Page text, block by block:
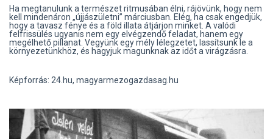
Ha megtanulunk a természet ritmusában élni, rájövünk, hogy nem
kell mindenáron „újjászületni” márciusban. Elég, ha csak engedjük,
hogy a tavasz fénye és a föld illata átjárjon minket. A valódi
felfrissülés ugyanis nem egy elvégzendő feladat, hanem egy
megélhető pillanat. Vegyünk egy mély lélegzetet, lassítsunk le a
környezetünkhöz, és hagyjuk magunknak az időt a virágzásra.
Képforrás: 24.hu, magyarmezogazdasag.hu